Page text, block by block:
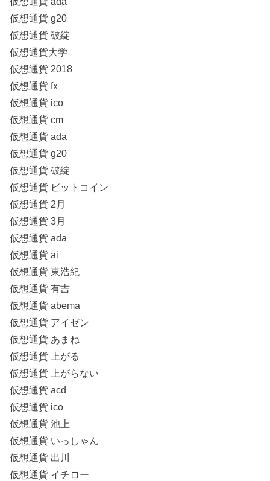
仮想通貨 g20
仮想通貨 破綻
仮想通貨大学
仮想通貨 2018
仮想通貨 fx
仮想通貨 ico
仮想通貨 cm
仮想通貨 ada
仮想通貨 g20
仮想通貨 破綻
仮想通貨 ビットコイン
仮想通貨 2月
仮想通貨 3月
仮想通貨 ada
仮想通貨 ai
仮想通貨 東浩紀
仮想通貨 有吉
仮想通貨 abema
仮想通貨 アイゼン
仮想通貨 あまね
仮想通貨 上がる
仮想通貨 上がらない
仮想通貨 acd
仮想通貨 ico
仮想通貨 池上
仮想通貨 いっしゃん
仮想通貨 出川
仮想通貨 イチロー